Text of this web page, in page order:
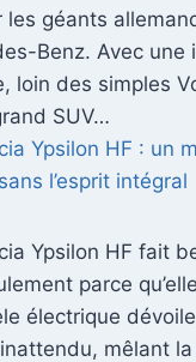
géants
Benz. Avec une
loin des simples
SUV…
Ypsilon HF : un
l’esprit intégral
Ypsilon HF fait
parce
électrique
mêlant la